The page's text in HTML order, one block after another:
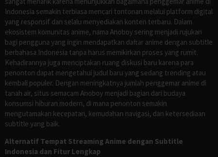
Indonesia semakin terbiasa mencari tontonan melalui platform digital
yang responsif dan selalu menyediakan konten terbaru. Dalam
ekosistem komunitas anime, nama Anoboy sering menjadi rujukan
bagi pengguna yang ingin mendapatkan daftar anime dengan subtitle
berbahasa Indonesia tanpa harus memikirkan proses yang rumit.
Kehadirannya juga menciptakan ruang diskusi baru karena para
penonton dapat mengetahui judul baru yang sedang trending atau
kembali populer. Dengan meningkatnya jumlah penggemar anime di
tanah air, situs semacam Anoboy menjadi bagian dari budaya
konsumsi hiburan modern, di mana penonton semakin
mengutamakan kecepatan, kemudahan navigasi, dan ketersediaan
subtitle yang baik.
Alternatif Tempat Streaming Anime dengan Subtitle
Indonesia dan Fitur Lengkap